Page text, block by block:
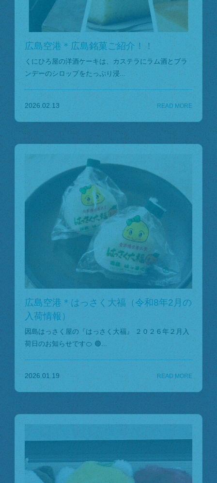
広島空港＊広島銘菓ご紹介！！
くにひろ屋の洋酒ケーキは、カステラにラム酒とブラ
ンデーのシロップをたっぷり浸...
2026.02.13
広島空港＊はっさく大福（令和8年2月の
入荷情報）
因島はっさく屋の『はっさく大福』 ２０２６年２月入
荷日のお知らせです🍊 🟢...
2026.01.19